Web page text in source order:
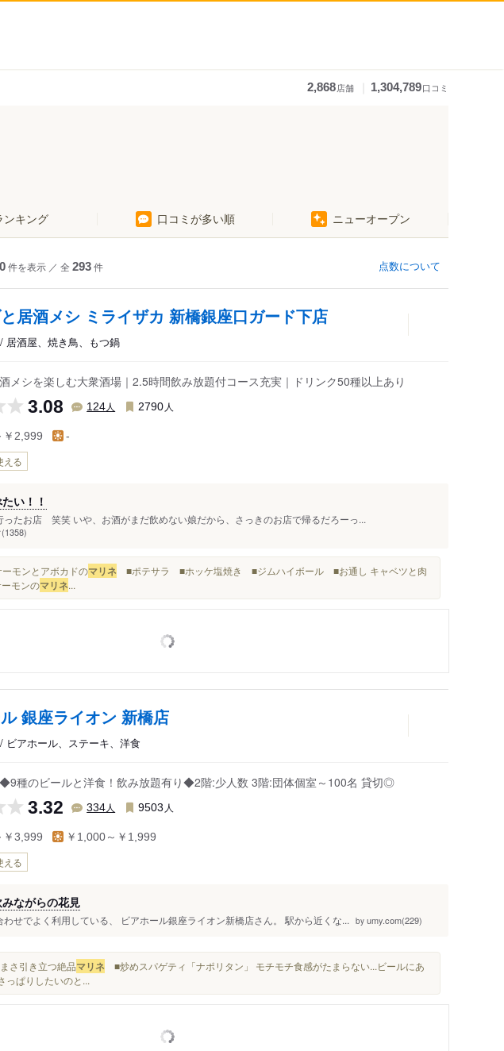
2,868店舗 1,304,789口コミ
ンキング 口コミが多い順 ニューオープン
件を表示 ／ 全 293件 点数について
居酒メシ ミライザカ 新橋銀座口ガード下店
居酒屋、焼き鳥、もつ鍋
メシを楽しむ大衆酒場｜2.5時間飲み放題付コース充実｜ドリンク50種以上あり
3.08 124人 2790 人
￥2,999 -
える
い！！
ったお店 笑笑 いや、お酒がまだ飲めない娘だから、さっきのお店で帰るだろーっ...
モンとアボカドのマリネ ■ポテサラ ■ホッケ塩焼き ■ジムハイボール ■お通し キャベツと肉
モンのマリネ...
銀座ライオン 新橋店
ビアホール、ステーキ、洋食
種のビールと洋食！飲み放題有り◆2階:少人数 3階:団体個室～100名 貸切◎
3.32 334人 9503 人
￥3,999 ￥1,000～￥1,999
える
ながらの花見
わせでよく利用している、 ビアホール銀座ライオン新橋店さん。 駅から近くな... by umy.com(229)
さ引き立つ絶品マリネ ■炒めスパゲティ「ナポリタン」 モチモチ食感がたまらない...ビールにあ
っぱりしたいのと...